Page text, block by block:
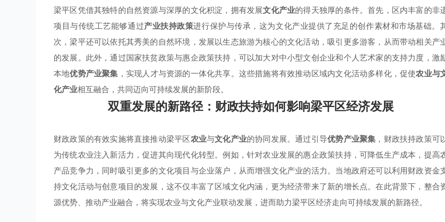
梁平区凭借其独特的自然资源与深厚的文化积淀，拥有发展文化产业的得天独厚的条件。首先，区内丰富的非
项目与传统工艺能够通过产业扶持政策进行保护与传承，这为文化产业提供了充足的创作素材和市场基础。
次，梁平还可以依托其秀美的自然环境，发展以生态旅游为核心的文化活动，吸引更多游客，从而带动相关产
的发展。此外，通过国家扶贫政策与惠企政策扶持，可以加大对中小型文创企业和个人艺术家的支持力度，激
本地优势产业聚集 ，实现人才与资源的一体化共享。这些措施将有效推动区域内文化活动多样化，促使农业与
化产业相互融合，共同迈向可持续发展的新阶段。
双重发展的新路径：财政扶持如何影响梁平区经济发展
财政政策的有效实施将直接推动梁平区农业与文化产业的协同发展。通过引导优势产业聚集 ，财政扶持政策可
为传统农业注入新活力，促进其向现代化转型。例如，针对农业发展的惠企政策扶持，可降低生产成本，提高
产品竞争力，同时吸引更多的文化项目与企业落户，从而增强文化产业的活力。当地政府还可以利用财政资金
持文化活动与创意项目的发展，这不仅丰富了区域文化内涵，更为经济带来了新的增长点。在此背景下，整合
源优势、推动产业融合，将实现农业与文化产业联动发展，进而助力梁平区经济走向可持续发展的新路径。